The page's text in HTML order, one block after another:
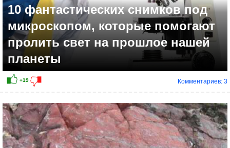
10 фантастических снимков под
микроскопом, которые помогают
пролить свет на прошлое нашей
планеты
Комментариев: 3